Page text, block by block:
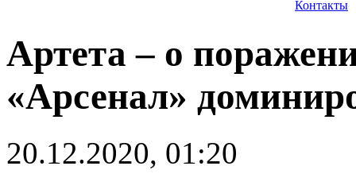
Контакты
Артета – о
«Арсенал»
20.12.2020, 01:20